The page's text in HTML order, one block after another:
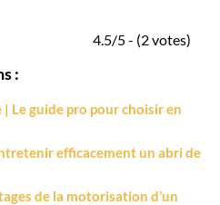
4.5/5 - (2 votes)
:
| Le guide pro pour choisir en
efficacement un abri de
de la motorisation d’un